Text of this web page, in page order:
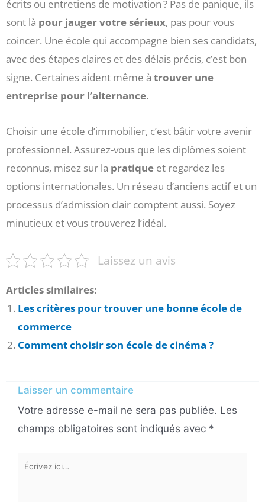
écrits ou entretiens de motivation ? Pas de panique, ils
sont là pour jauger votre sérieux, pas pour vous
coincer. Une école qui accompagne bien ses candidats,
avec des étapes claires et des délais précis, c’est bon
signe. Certaines aident même à trouver une
entreprise pour l’alternance.
Choisir une école d’immobilier, c’est bâtir votre avenir
professionnel. Assurez-vous que les diplômes soient
reconnus, misez sur la pratique et regardez les
options internationales. Un réseau d’anciens actif et un
processus d’admission clair comptent aussi. Soyez
minutieux et vous trouverez l’idéal.
Laissez un avis
Articles similaires:
Les critères pour trouver une bonne école de
commerce
Comment choisir son école de cinéma ?
Laisser un commentaire
Votre adresse e-mail ne sera pas publiée. Les
champs obligatoires sont indiqués avec *
Écrivez